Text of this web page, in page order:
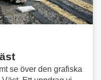
se över den grafiska